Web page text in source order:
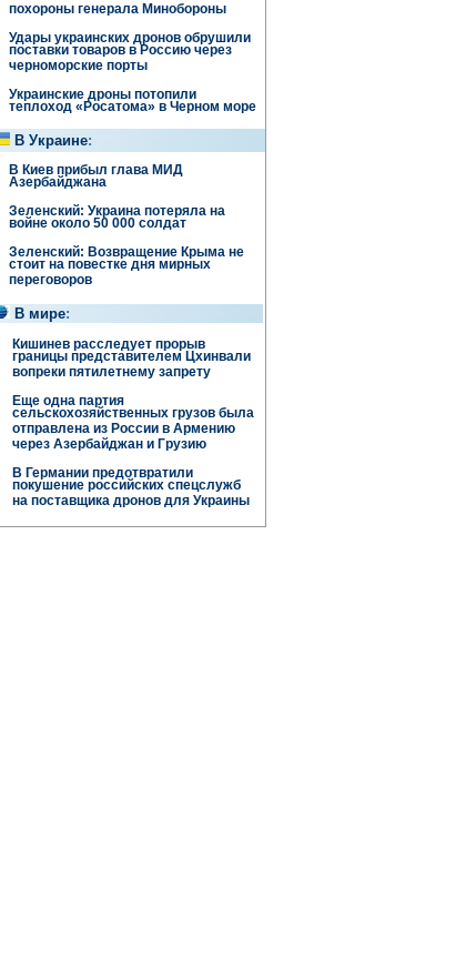
похороны генерала Минобороны
Удары украинских дронов обрушили
поставки товаров в Россию через
черноморские порты
Украинские дроны потопили
теплоход «Росатома» в Черном море
В Украине:
В Киев прибыл глава МИД
Азербайджана
Зеленский: Украина потеряла на
войне около 50 000 солдат
Зеленский: Возвращение Крыма не
стоит на повестке дня мирных
переговоров
В мире:
Кишинев расследует прорыв
границы представителем Цхинвали
вопреки пятилетнему запрету
Еще одна партия
сельскохозяйственных грузов была
отправлена ​​из России в Армению
через Азербайджан и Грузию
В Германии предотвратили
покушение российских спецслужб
на поставщика дронов для Украины